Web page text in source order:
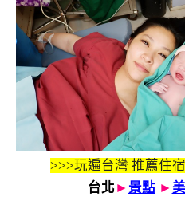
>>>玩遍台灣 推薦住
台北 ► 景點 ►